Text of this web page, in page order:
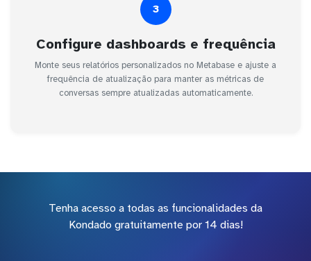
3
Configure dashboards e frequência
Monte seus relatórios personalizados no Metabase e ajuste a
frequência de atualização para manter as métricas de
conversas sempre atualizadas automaticamente.
Tenha acesso a todas as funcionalidades da
Kondado gratuitamente por 14 dias!